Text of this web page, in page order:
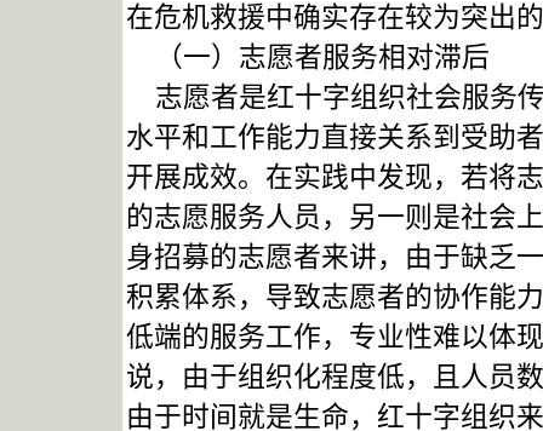
在危机救援中确实存在较为突出
（一）志愿者服务相对滞后
志愿者是红十字组织社会服务
水平和工作能力直接关系到受助
开展成效。在实践中发现，若将
的志愿服务人员，另一则是社会
身招募的志愿者来讲，由于缺乏
积累体系，导致志愿者的协作能
低端的服务工作，专业性难以体
说，由于组织化程度低，且人员
由于时间就是生命，红十字组织